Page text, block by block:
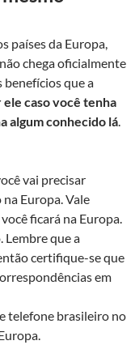
países da Europa,
chega oficialmente
benefícios que a
caso você tenha
algum conhecido lá.
vai precisar
Europa. Vale
ficará na Europa.
Lembre que a
certifique-se que
em
telefone brasileiro no